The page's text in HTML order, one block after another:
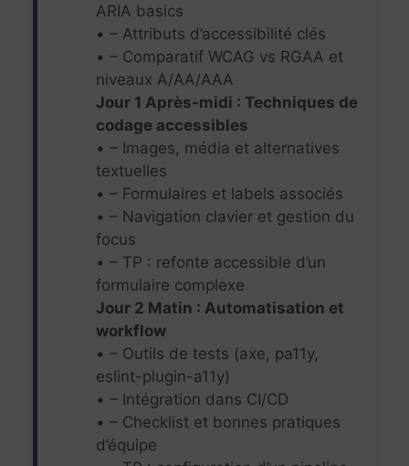
ARIA basics
• – Attributs d’accessibilité clés
• – Comparatif WCAG vs RGAA et
niveaux A/AA/AAA
Jour 1 Après-midi : Techniques de
codage accessibles
• – Images, média et alternatives
textuelles
• – Formulaires et labels associés
• – Navigation clavier et gestion du
focus
• – TP : refonte accessible d’un
formulaire complexe
Jour 2 Matin : Automatisation et
workflow
• – Outils de tests (axe, pa11y,
eslint-plugin-a11y)
• – Intégration dans CI/CD
• – Checklist et bonnes pratiques
d’équipe